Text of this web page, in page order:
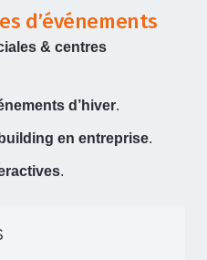
d’événements
& centres
d’hiver.
en entreprise.
.